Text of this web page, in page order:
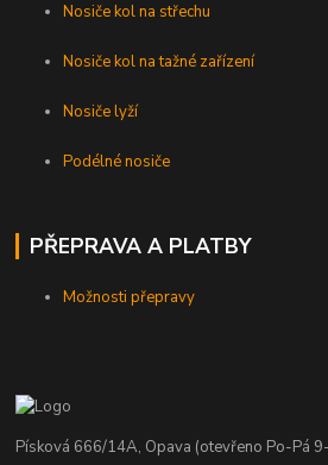
Nosiče kol na střechu
Nosiče kol na tažné zařízení
Nosiče lyží
Podélné nosiče
PŘEPRAVA A PLATBY
Možnosti přepravy
Písková 666/14A, Opava (otevřeno Po-Pá